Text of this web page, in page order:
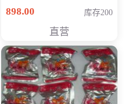
898.00
库存200
直营